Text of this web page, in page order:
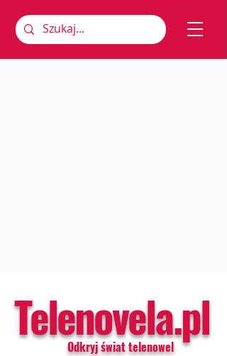
Telenovela.pl
Odkryj świat telenowel